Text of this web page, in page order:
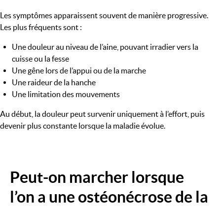
Les symptômes apparaissent souvent de manière progressive.
Les plus fréquents sont :
Une douleur au niveau de l’aine, pouvant irradier vers la
cuisse ou la fesse
Une gêne lors de l’appui ou de la marche
Une raideur de la hanche
Une limitation des mouvements
Au début, la douleur peut survenir uniquement à l’effort, puis
devenir plus constante lorsque la maladie évolue.
Peut-on marcher lorsque
l’on a une ostéonécrose de la